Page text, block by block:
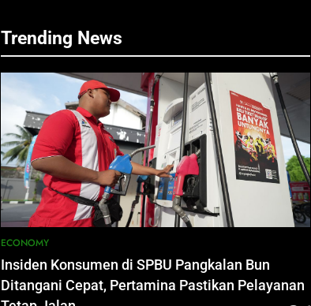
Trending News
ECONOMY
Insiden Konsumen di SPBU Pangkalan Bun
Ditangani Cepat, Pertamina Pastikan Pelayanan